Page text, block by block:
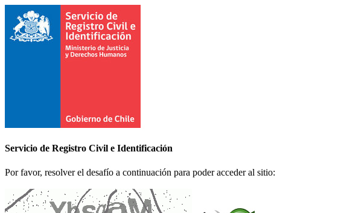
Servicio de Registro Civil e Identificación
Por favor, resolver el desafío a continuación para poder acceder al sitio: